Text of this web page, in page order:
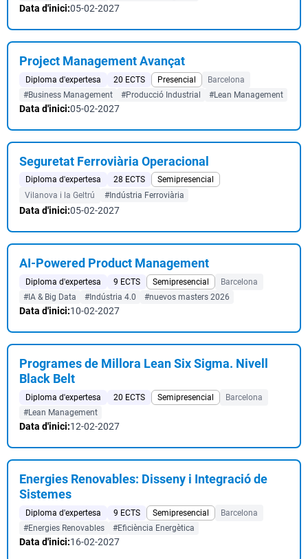
Data d'inici:05-02-2027
Project Management Avançat
Diploma d'expertesa 20 ECTS Presencial
Barcelona
#Business Management
#Producció Industrial #Lean Management
Data d'inici:05-02-2027
Seguretat Ferroviària Operacional
Diploma d'expertesa 28 ECTS
Semipresencial
Vilanova i la Geltrú
#Indústria Ferroviària
Data d'inici:05-02-2027
AI-Powered Product Management
Diploma d'expertesa 9 ECTS Semipresencial
Barcelona
#IA & Big Data
#Indústria 4.0 #nuevos masters 2026
Data d'inici:10-02-2027
Programes de Millora Lean Six Sigma. Nivell
Black Belt
Diploma d'expertesa 20 ECTS Semipresencial
Barcelona
#Lean Management
Data d'inici:12-02-2027
Energies Renovables: Disseny i Integració de
Sistemes
Diploma d'expertesa 9 ECTS Semipresencial
Barcelona
#Energies Renovables
#Eficiència Energètica
Data d'inici:16-02-2027